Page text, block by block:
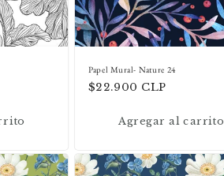
Papel Mural- Nature 24
Precio
$22.900 CLP
Agregar al carrito